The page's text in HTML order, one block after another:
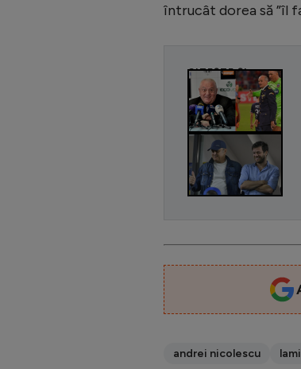
întrucât dorea să ”îl
CITEȘTE ȘI
andrei nicolescu